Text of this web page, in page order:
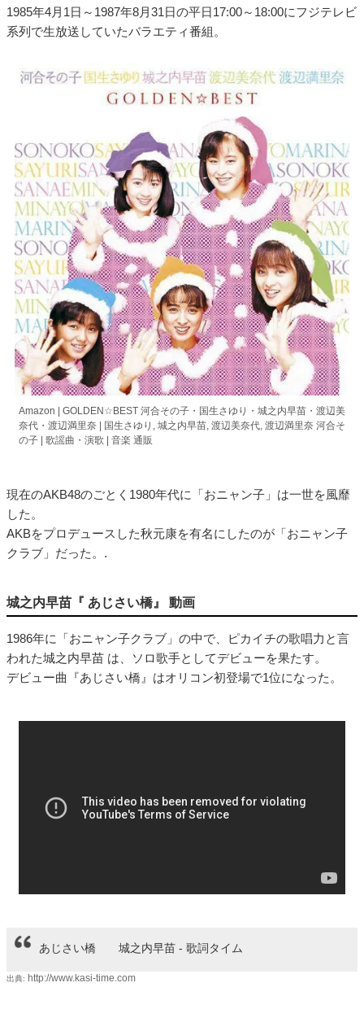
1985年4月1日～1987年8月31日の平日17:00～18:00にフジテレビ
系列で生放送していたバラエティ番組。
Amazon | GOLDEN☆BEST 河合その子・国生さゆり・城之内早苗・渡辺美
奈代・渡辺満里奈 | 国生さゆり, 城之内早苗, 渡辺美奈代, 渡辺満里奈 河合そ
の子 | 歌謡曲・演歌 | 音楽 通販
現在のAKB48のごとく1980年代に「おニャン子」は一世を風靡
した。
AKBをプロデュースした秋元康を有名にしたのが「おニャン子
クラブ」だった。.
城之内早苗『 あじさい橋』 動画
1986年に「おニャン子クラブ」の中で、ピカイチの歌唱力と言
われた城之内早苗 は、ソロ歌手としてデビューを果たす。
デビュー曲『あじさい橋』はオリコン初登場で1位になった。
あじさい橋 城之内早苗 - 歌詞タイム
出典: http://www.kasi-time.com